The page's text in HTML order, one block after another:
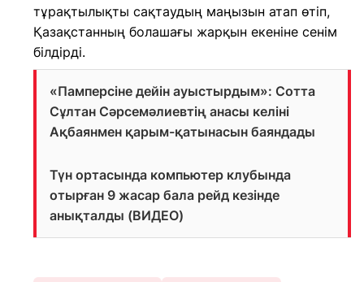
тұрақтылықты сақтаудың маңызын атап өтіп,
Қазақстанның болашағы жарқын екеніне сенім
білдірді.
«Памперсіне дейін ауыстырдым»: Сотта
Сұлтан Сәрсемәлиевтің анасы келіні
Ақбаянмен қарым-қатынасын баяндады
Түн ортасында компьютер клубында
отырған 9 жасар бала рейд кезінде
анықталды (ВИДЕО)